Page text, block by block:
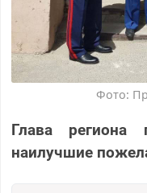
Фото:
Глава региона
наилучшие